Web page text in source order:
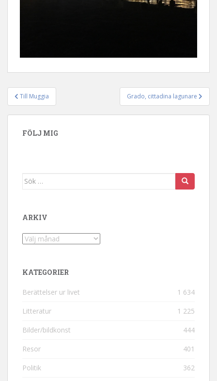
Inläggsnavigering
Till Muggia Grado, cittadina lagunare
FÖLJ MIG
Sök efter:
ARKIV
Arkiv
KATEGORIER
Berättelser ur livet 1 634
Litteratur 1 225
Bilder/bildkonst 444
Resor 401
Politik 362